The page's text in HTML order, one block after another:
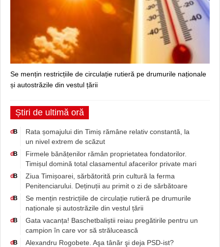
Se mențin restricțiile de circulație rutieră pe drumurile naționale
și autostrăzile din vestul țării
Știri de ultimă oră
dB
Rata șomajului din Timiș rămâne relativ constantă, la
un nivel extrem de scăzut
dB
Firmele bănățenilor rămân proprietatea fondatorilor.
Timișul domină total clasamentul afacerilor private mari
dB
Ziua Timișoarei, sărbătorită prin cultură la ferma
Penitenciarului. Deținuții au primit o zi de sărbătoare
dB
Se mențin restricțiile de circulație rutieră pe drumurile
naționale și autostrăzile din vestul țării
dB
Gata vacanța! Baschetbaliștii reiau pregătirile pentru un
campion în care vor să strălucească
dB Alexandru Rogobete. Aşa tânăr şi deja PSD-ist?